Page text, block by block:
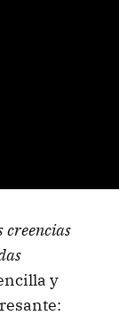
creencias
y